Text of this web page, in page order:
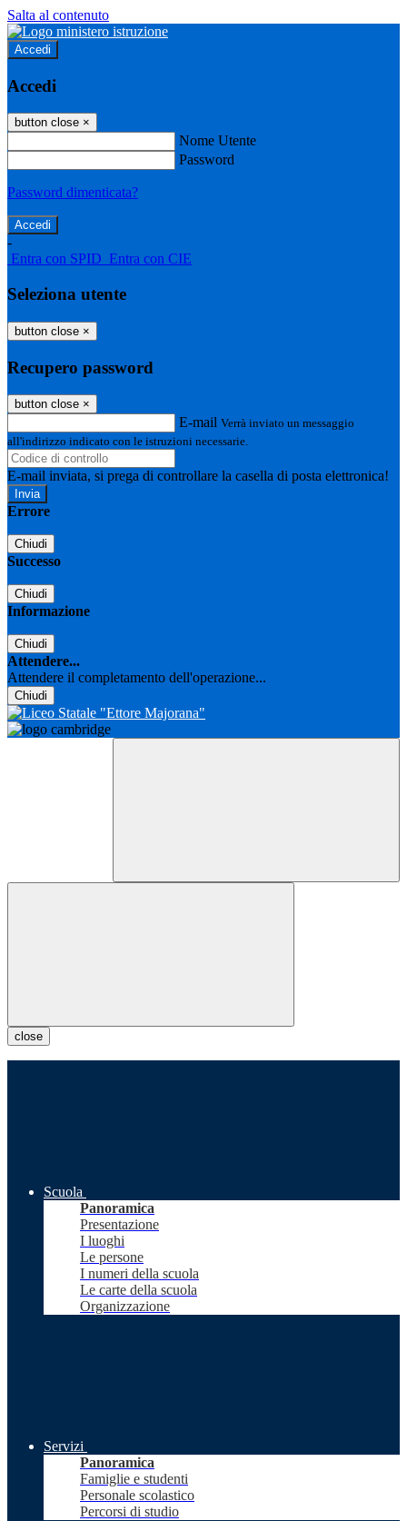
Salta al contenuto
Accedi
Accedi
button close ×
Nome Utente
Password
Password dimenticata?
-
Entra con SPID Entra con CIE
Seleziona utente
button close ×
Recupero password
button close ×
E-mail Verrà inviato un messaggio
all'indirizzo indicato con le istruzioni necessarie.
E-mail inviata, si prega di controllare la casella di posta elettronica!
Errore
Chiudi
Successo
Chiudi
Informazione
Chiudi
Attendere...
Attendere il completamento dell'operazione...
Chiudi
close
Scuola
Panoramica
Presentazione
I luoghi
Le persone
I numeri della scuola
Le carte della scuola
Organizzazione
Servizi
Panoramica
Famiglie e studenti
Personale scolastico
Percorsi di studio